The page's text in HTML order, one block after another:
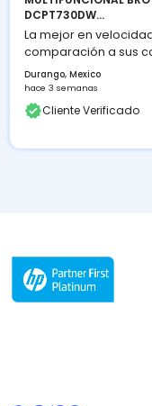
DCPT730DW...
La mejor en
comparación a sus
Durango, Mexico
hace 3 semanas
Cliente Verificado